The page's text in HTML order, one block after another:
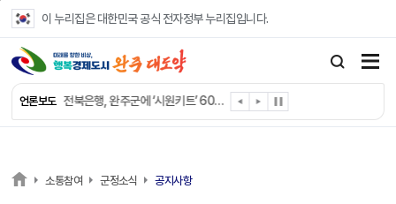
이 누리집은 대한민국 공식 전자정부 누리집입니다.
언론보도
완주 청소년, 삼성 임직원 만나 미래 진로 그린다
전북은행, 완주군에 ‘시원키트’ 60세트 기탁
㈜새눈, 완주군에 성금 1,000만 원 기탁
소통참여 군정소식 공지사항